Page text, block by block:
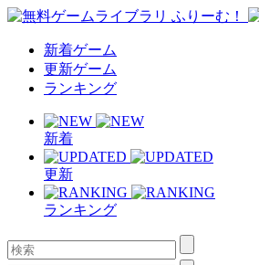
新着ゲーム
更新ゲーム
ランキング
新着
更新
ランキング